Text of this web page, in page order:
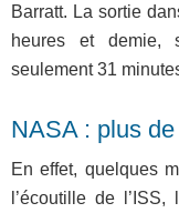
Barratt. La sortie
heures et demie,
seulement 31
NASA : plus
En effet, quelques
l’écoutille de l’ISS,